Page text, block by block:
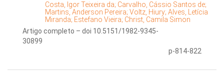
Costa, Igor Teixeira da; Carvalho, Cássio Santos de;
Martins, Anderson Pereira; Voltz, Hiury; Alves, Letícia
Miranda; Estefano Vieira; Christ, Camila Simon
Artigo completo – doi 10.5151/1982-9345-
30899
p-814-822